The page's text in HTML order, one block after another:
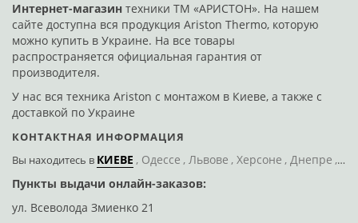
Интернет-магазин техники ТМ «АРИСТОН». На нашем
сайте доступна вся продукция Ariston Thermo, которую
можно купить в Украине. На все товары
распространяется официальная гарантия от
производителя.
У нас вся техника Ariston с монтажом в Киеве, а также с
доставкой по Украине
КОНТАКТНАЯ ИНФОРМАЦИЯ
Вы находитесь в КИЕВЕ Одессе Львове Херсоне Днепре
Пункты выдачи онлайн-заказов:
ул. Всеволода Змиенко 21